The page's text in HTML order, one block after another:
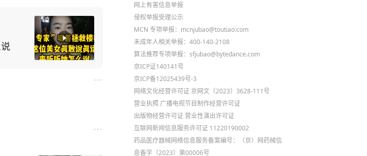
网上有害信息举报
侵权举报受理公示
MCN 专项举报：mcnjubao@toutiao.com
未成年人相关举报：400-140-2108
算法推荐专项举报：sfjubao@bytedance.com
京ICP证140141号
京ICP备12025439号-3
网络文化经营许可证 京网文〔2023〕3628-111号
营业执照 广播电视节目制作经营许可证
出版物经营许可证 营业性演出许可证
互联网新闻信息服务许可证 11220190002
药品医疗器械网络信息服务备案编号：（京）网药械信
息备字（2023）第00006号